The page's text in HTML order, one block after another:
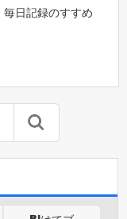
日記録のすすめ